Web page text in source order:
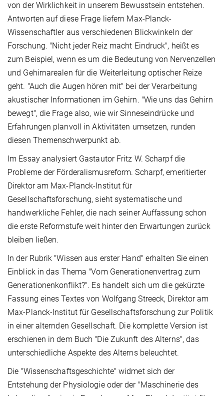
von der Wirklichkeit in unserem Bewusstsein entstehen.
Antworten auf diese Frage liefern Max-Planck-
Wissenschaftler aus verschiedenen Blickwinkeln der
Forschung. "Nicht jeder Reiz macht Eindruck", heißt es
zum Beispiel, wenn es um die Bedeutung von Nervenzellen
und Gehirnarealen für die Weiterleitung optischer Reize
geht. "Auch die Augen hören mit" bei der Verarbeitung
akustischer Informationen im Gehirn. "Wie uns das Gehirn
bewegt", die Frage also, wie wir Sinneseindrücke und
Erfahrungen planvoll in Aktivitäten umsetzen, runden
diesen Themenschwerpunkt ab.
Im Essay analysiert Gastautor Fritz W. Scharpf die
Probleme der Förderalismusreform. Scharpf, emeritierter
Direktor am Max-Planck-Institut für
Gesellschaftsforschung, sieht systematische und
handwerkliche Fehler, die nach seiner Auffassung schon
die erste Reformstufe weit hinter den Erwartungen zurück
bleiben ließen.
In der Rubrik "Wissen aus erster Hand" erhalten Sie einen
Einblick in das Thema "Vom Generationenvertrag zum
Generationenkonflikt?". Es handelt sich um die gekürzte
Fassung eines Textes von Wolfgang Streeck, Direktor am
Max-Planck-Institut für Gesellschaftsforschung zur Politik
in einer alternden Gesellschaft. Die komplette Version ist
erschienen in dem Buch "Die Zukunft des Alterns", das
unterschiedliche Aspekte des Alterns beleuchtet.
Die "Wissenschaftsgeschichte" widmet sich der
Entstehung der Physiologie oder der "Maschinerie des